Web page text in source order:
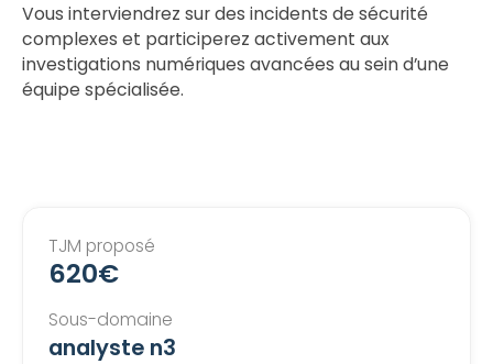
Vous interviendrez sur des incidents de sécurité
complexes et participerez activement aux
investigations numériques avancées au sein d’une
équipe spécialisée.
TJM proposé
620€
Sous-domaine
analyste n3